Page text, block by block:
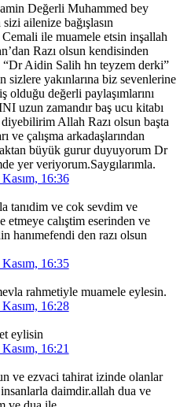
Değerli Muhammed bey
ailenize bağışlasın
ile muamele etsin inşallah
Razı olsun kendisinden
“Dr Aidin Salih hn teyzem derki”
sizlere yakınlarına biz sevenlerine
olduğu değerli paylaşımlarını
uzun zamandır baş ucu kitabı
Allah Razı olsun başta
ve çalışma arkadaşlarından
büyük gurur duyuyorum Dr
yer veriyorum.Saygılarımla.
Kasım, 16:36
tanıdim ve cok sevdim ve
calıştim eserinden ve
hanımefendi den razı olsun
Kasım, 16:35
rahmetiyle muamele eylesin.
Kasım, 16:28
eylisin
Kasım, 16:21
ve ezvaci tahirat izinde olanlar
daimdir.allah dua ve